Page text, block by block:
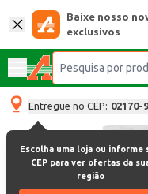
Baixe nosso
exclusivos
Entregue no CEP: 02170-
Escolha uma loja ou informe
CEP para ver ofertas da
região